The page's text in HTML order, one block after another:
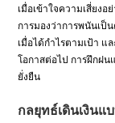
เมื่อเข้าใจความเสี่ยงอ
การมองว่าการพนันเป็
เมื่อได้กำไรตามเป้า แ
โอกาสต่อไป การฝึกฝ
ยั่งยืน
กลยุทธ์เดินเงินแ